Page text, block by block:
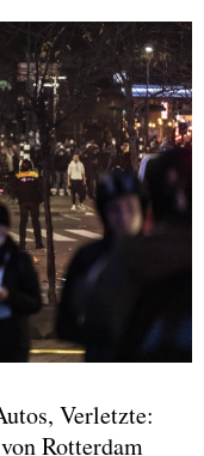
Verletzte:
Rotterdam